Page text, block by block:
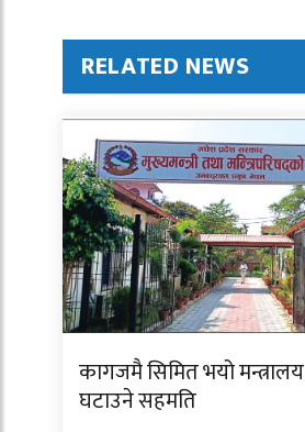
RELATED NEWS
कागजमै सिमित भयो मन्त्रालय
घटाउने सहमति